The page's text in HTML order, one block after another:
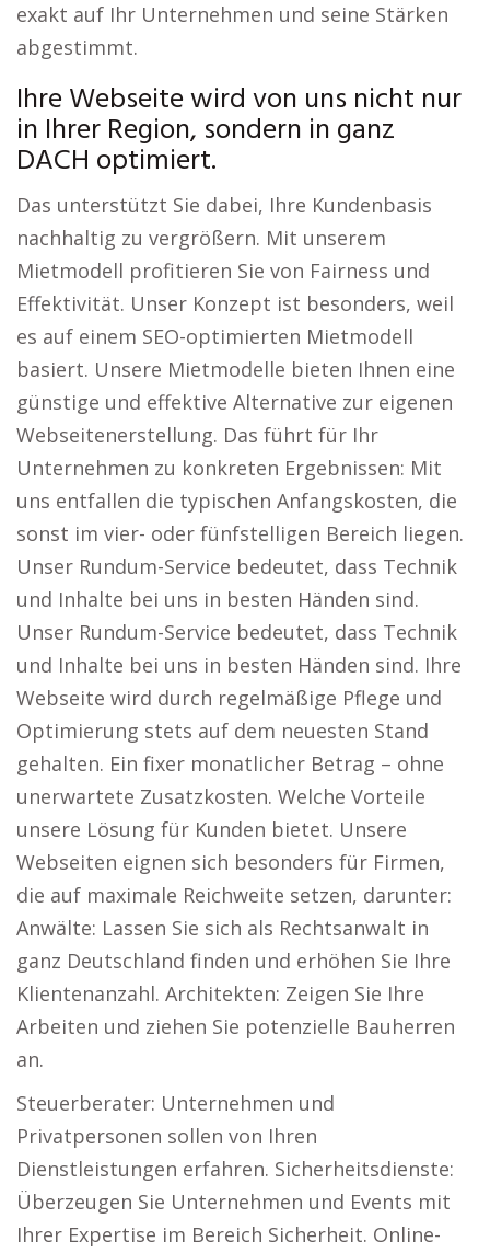
exakt auf Ihr Unternehmen und seine Stärken
abgestimmt.
Ihre Webseite wird von uns nicht nur
in Ihrer Region, sondern in ganz
DACH optimiert.
Das unterstützt Sie dabei, Ihre Kundenbasis
nachhaltig zu vergrößern. Mit unserem
Mietmodell profitieren Sie von Fairness und
Effektivität. Unser Konzept ist besonders, weil
es auf einem SEO-optimierten Mietmodell
basiert. Unsere Mietmodelle bieten Ihnen eine
günstige und effektive Alternative zur eigenen
Webseitenerstellung. Das führt für Ihr
Unternehmen zu konkreten Ergebnissen: Mit
uns entfallen die typischen Anfangskosten, die
sonst im vier- oder fünfstelligen Bereich liegen.
Unser Rundum-Service bedeutet, dass Technik
und Inhalte bei uns in besten Händen sind.
Unser Rundum-Service bedeutet, dass Technik
und Inhalte bei uns in besten Händen sind. Ihre
Webseite wird durch regelmäßige Pflege und
Optimierung stets auf dem neuesten Stand
gehalten. Ein fixer monatlicher Betrag – ohne
unerwartete Zusatzkosten. Welche Vorteile
unsere Lösung für Kunden bietet. Unsere
Webseiten eignen sich besonders für Firmen,
die auf maximale Reichweite setzen, darunter:
Anwälte: Lassen Sie sich als Rechtsanwalt in
ganz Deutschland finden und erhöhen Sie Ihre
Klientenanzahl. Architekten: Zeigen Sie Ihre
Arbeiten und ziehen Sie potenzielle Bauherren
an.
Steuerberater: Unternehmen und
Privatpersonen sollen von Ihren
Dienstleistungen erfahren. Sicherheitsdienste:
Überzeugen Sie Unternehmen und Events mit
Ihrer Expertise im Bereich Sicherheit. Online-